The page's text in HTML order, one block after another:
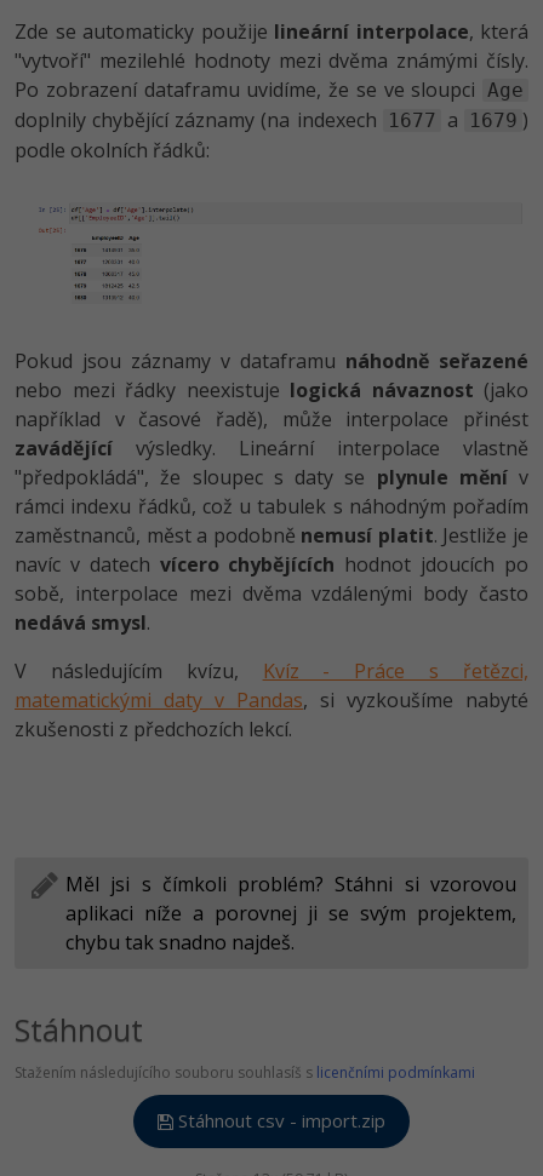
Zde se automaticky použije lineární interpolace, která
"vytvoří" mezilehlé hodnoty mezi dvěma známými čísly.
Po zobrazení dataframu uvidíme, že se ve sloupci
Age
doplnily chybějící záznamy (na indexech 1677 a 1679 )
podle okolních řádků:
Pokud jsou záznamy v dataframu náhodně seřazené
nebo mezi řádky neexistuje logická návaznost (jako
například v časové řadě), může interpolace přinést
zavádějící výsledky. Lineární interpolace vlastně
"předpokládá", že sloupec s daty se plynule měnív
rámci indexu řádků, což u tabulek s náhodným pořadím
zaměstnanců, měst a podobně nemusí platit. Jestliže je
navíc v datech vícero chybějících hodnot jdoucích po
sobě, interpolace mezi dvěma vzdálenými body často
nedává smysl.
V následujícím kvízu,
Kvíz - Práce s řetězci,
matematickými daty v Pandas, si vyzkoušíme nabyté
zkušenosti z předchozích lekcí.
Měl jsi s čímkoli problém? Stáhni si vzorovou
aplikaci níže a porovnej ji se svým projektem,
chybu tak snadno najdeš.
Stáhnout
Stažením následujícího souboru souhlasíš s licenčními podmínkami
Stáhnout csv - import.zip